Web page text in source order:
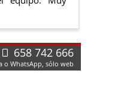
658 742 666
o WhatsApp, sólo web